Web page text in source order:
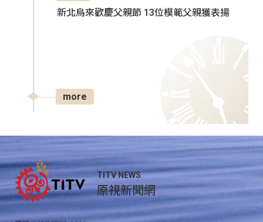
新北烏來歡慶父親節 13位模範父親獲表揚
more
TITV NEWS
原視新聞網